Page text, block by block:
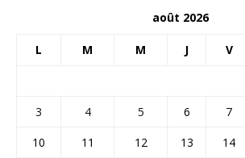
août 2026
L M M J V
3
4 5 6 7
10
11 12 13 14